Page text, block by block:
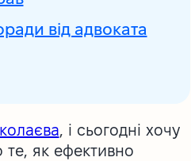
від адвоката
, і сьогодні хочу
те, як ефективно